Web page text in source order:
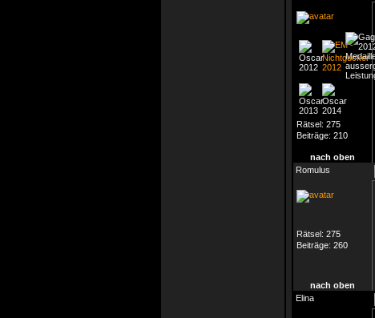
Rätsel: 275
Beiträge: 210
nach oben
Romulus
Rätsel: 275
Beiträge: 260
nach oben
Elina